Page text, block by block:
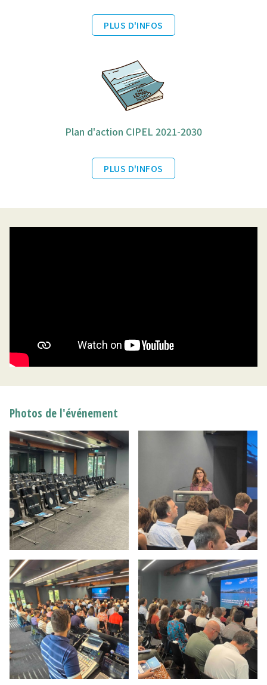
PLUS D'INFOS
Plan d'action CIPEL 2021-2030
PLUS D'INFOS
Photos de l'événement